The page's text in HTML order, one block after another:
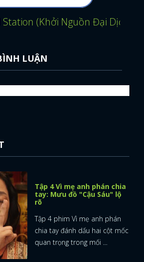
x
NHẬP
Station (Khởi Nguồn Đại Dịch)
LUẬN
Tập 4 Vì mẹ anh phán chia
tay: Mưu đồ "Cậu Sáu" lộ
rõ
Tập 4 phim Vì mẹ anh phán
chia tay đánh dấu hai cột mốc
quan trọng trong mối ...